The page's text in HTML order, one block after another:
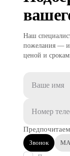
Наш
пожелания — и
ценой и
Звонок